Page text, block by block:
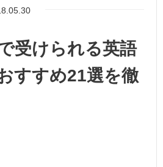
受けられる英語
すすめ21選を徹